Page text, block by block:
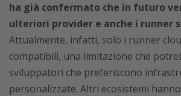
ha già confermato che in futuro
ulteriori provider e anche i runner
Attualmente, infatti, solo i runner
compatibili, una limitazione che
sviluppatori che preferiscono
personalizzate. Altri ecosistemi